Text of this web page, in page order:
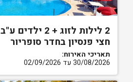
2 לילות לזוג + 2 ילדים ע"ב
חצי פנסיון בחדר סופריור
תאריכי האירוח:
30/08/2026 עד 02/09/2026